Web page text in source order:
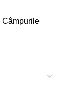
Câmpurile